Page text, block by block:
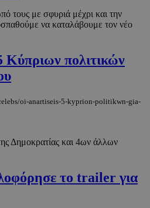
τους με σφυριά μέχρι και την
να καταλάβουμε τον νέο
Κύπριων πολιτικών
oi-anartiseis-5-kyprion-politikwn-gia-
Δημοκρατίας και 4ων άλλων
το trailer για